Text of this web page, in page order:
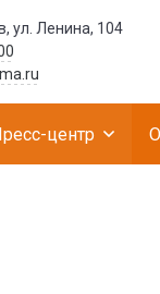
ул. Ленина, 104
центр